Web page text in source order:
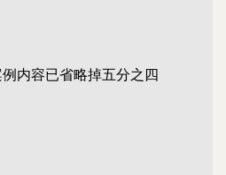
内容已省略掉五分之四